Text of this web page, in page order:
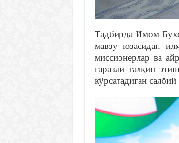
Тадбирда Имом
мавзу юзасидан
миссионерлар ва
ғаразли талқин
кўрсатадиган